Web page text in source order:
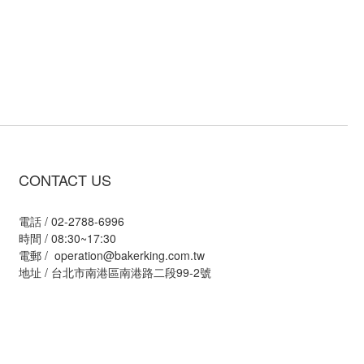
CONTACT US
電話 / 02-2788-6996
時間 / 08:30~17:30
電郵 / operation@bakerking.com.tw
地址 / 台北市南港區南港路二段99-2號